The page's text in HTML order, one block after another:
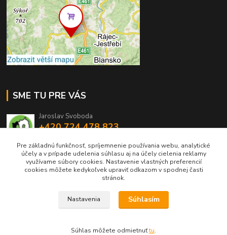
SME TU PRE VÁS
Jaroslav Svoboda
+420 724 478 823
eshop@muckynutz.sk
MUCKYNUTZ je chránená ochrannou známkou TM
Pre základnú funkčnosť, spríjemnenie používania webu, analytické
účely a v prípade udelenia súhlasu aj na účely cielenia reklamy
využívame súbory cookies. Nastavenie vlastných preferencií
cookies môžete kedykoľvek upraviť odkazom v spodnej časti
stránok.
Nastavenia Súhlasím
Súhlas môžete odmietnuťtu.